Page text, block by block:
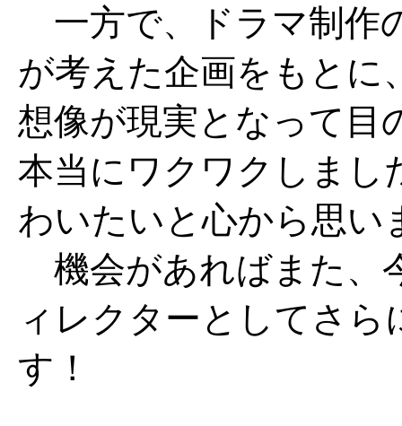
一方で、ドラマ制作
が考えた企画をもとに
想像が現実となって目
本当にワクワクしまし
わいたいと心から思い
機会があればまた、
ィレクターとしてさ
す！